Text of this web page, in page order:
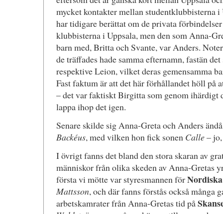
mycket kontakter mellan studentklubbisterna i
har tidigare berättat om de privata
klubbisterna i Uppsala, men den som Anna-
barn med, Britta och Svante, var Anders.
de träffades hade samma efternamn, fastän
respektive Leion, vilket deras gemensamma
Fast faktum är att det här förhållandet höll på
– det var faktiskt Birgitta som genom ihärdigt
lappa ihop det igen.
Senare skilde sig Anna-Greta och Anders
Backéus, med vilken hon fick sonen Calle– jo,
I övrigt fanns det bland den stora skaran av
människor från olika skeden av Anna-Gretas
första vi mötte var styresmannen för
Mattsson, och där fanns förstås också många
arbetskamrater från Anna-Gretas tid på